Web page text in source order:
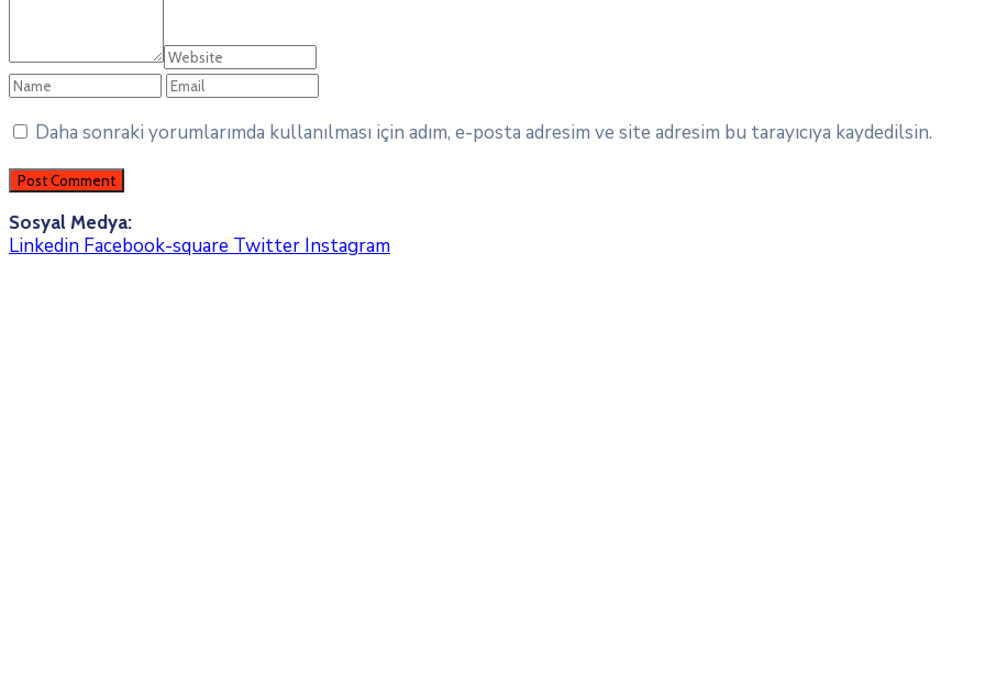
Daha sonraki yorumlarımda kullanılması için adım, e-posta adresim ve site adresim bu tarayıcıya kaydedilsin.
Sosyal Medya:
Linkedin Facebook-square Twitter Instagram